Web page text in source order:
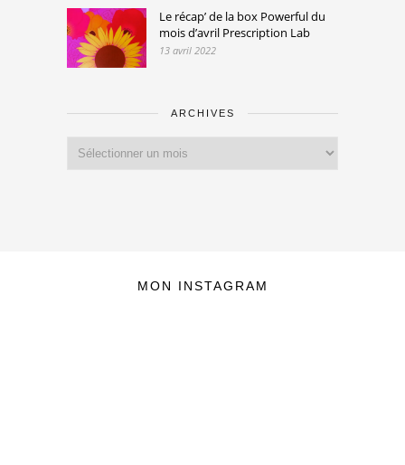
Le récap’ de la box Powerful du
mois d’avril Prescription Lab
13 avril 2022
ARCHIVES
MON INSTAGRAM